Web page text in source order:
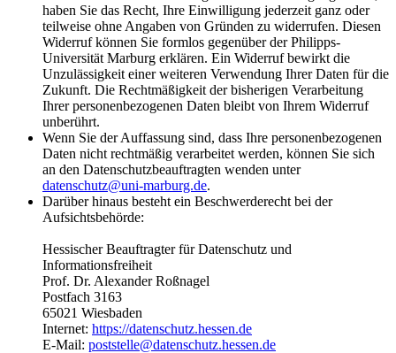
haben Sie das Recht, Ihre Einwilligung jederzeit ganz oder
teilweise ohne Angaben von Gründen zu widerrufen. Diesen
Widerruf können Sie formlos gegenüber der Philipps-
Universität Marburg erklären. Ein Widerruf bewirkt die
Unzulässigkeit einer weiteren Verwendung Ihrer Daten für die
Zukunft. Die Rechtmäßigkeit der bisherigen Verarbeitung
Ihrer personenbezogenen Daten bleibt von Ihrem Widerruf
unberührt.
Wenn Sie der Auffassung sind, dass Ihre personenbezogenen
Daten nicht rechtmäßig verarbeitet werden, können Sie sich
an den Datenschutzbeauftragten wenden unter
datenschutz@uni-marburg.de.
Darüber hinaus besteht ein Beschwerderecht bei der
Aufsichtsbehörde:
Hessischer Beauftragter für Datenschutz und
Informationsfreiheit
Prof. Dr. Alexander Roßnagel
Postfach 3163
65021 Wiesbaden
Internet: https://datenschutz.hessen.de
E-Mail: poststelle@datenschutz.hessen.de